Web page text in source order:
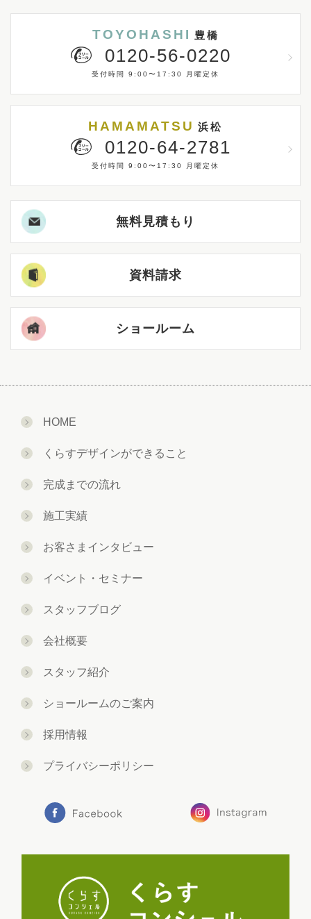
TOYOHASHI 豊橋
0120-56-0220
受付時間 9:00〜17:30 月曜定休
HAMAMATSU 浜松
0120-64-2781
受付時間 9:00〜17:30 月曜定休
無料見積もり
資料請求
ショールーム
HOME
くらすデザインができること
完成までの流れ
施工実績
お客さまインタビュー
イベント・セミナー
スタッフブログ
会社概要
スタッフ紹介
ショールームのご案内
採用情報
プライバシーポリシー